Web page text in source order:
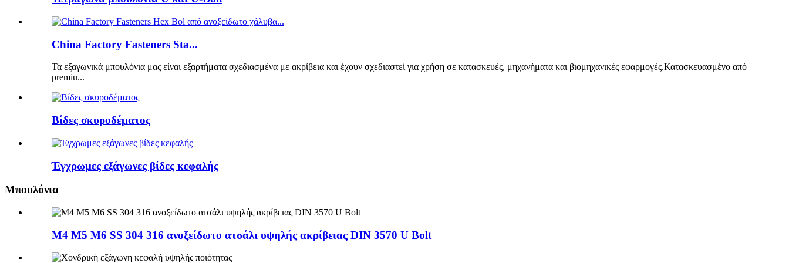
China Factory Fasteners Sta...
Τα εξαγωνικά μπουλόνια μας είναι εξαρτήματα σχεδιασμένα με ακρίβεια και έχουν σχεδιαστεί για χρήση σε κατασκευές, μηχανήματα και βιομηχανικές εφαρμογές.Κατασκευασμένο από
premiu...
Βίδες σκυροδέματος
Έγχρωμες εξάγωνες βίδες κεφαλής
Μπουλόνια
M4 M5 M6 SS 304 316 ανοξείδωτο ατσάλι υψηλής ακρίβειας DIN 3570 U Bolt